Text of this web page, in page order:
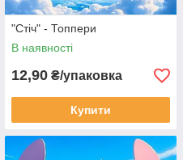
"Стіч" - Топпери
В наявності
12,90 ₴/упаковка
Купити